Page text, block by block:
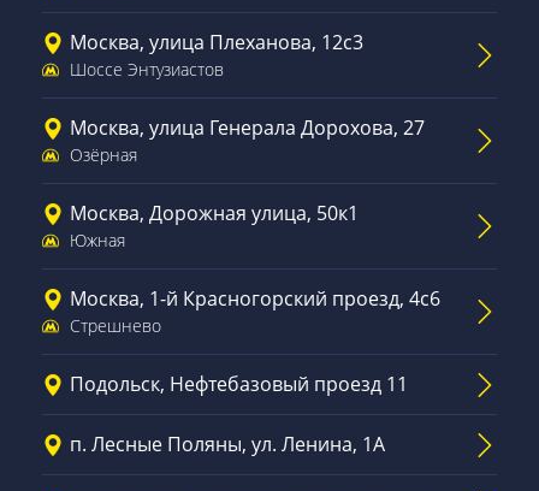
Москва, улица Плеханова, 12с3
Шоссе Энтузиастов
Москва, улица Генерала Дорохова, 27
Озёрная
Москва, Дорожная улица, 50к1
Южная
Москва, 1-й Красногорский проезд, 4с6
Стрешнево
Подольск, Нефтебазовый проезд 11
п. Лесные Поляны, ул. Ленина, 1А